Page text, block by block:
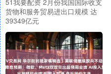
货物和服务贸易进出口规模 达
39349亿元